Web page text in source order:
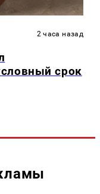
2 часа назад
срок